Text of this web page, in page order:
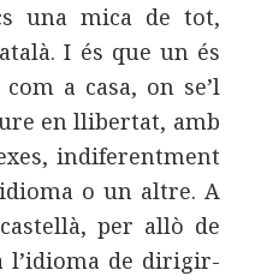
una mica de tot,
I és que un és
a casa, on se’l
en llibertat, amb
indiferentment
o un altre. A
per allò de
l’idioma de dirigir-